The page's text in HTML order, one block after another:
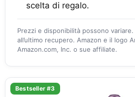
scelta di regalo.
Prezzi e disponibilità possono
all’ultimo recupero. Amazon e il logo
Amazon.com, Inc. o sue affiliate.
Bestseller #3